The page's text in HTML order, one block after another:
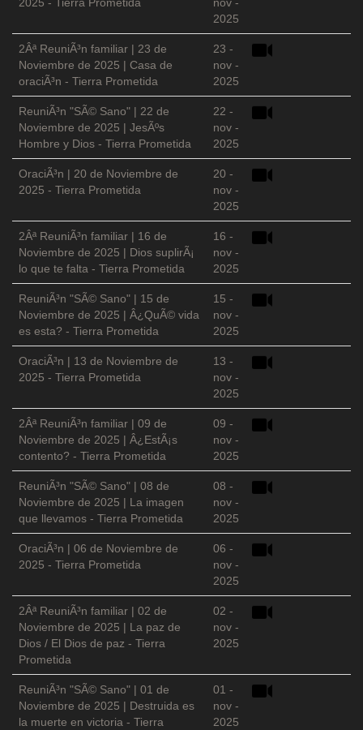
2025
2Âª ReuniÃ³n familiar | 23 de
Noviembre de 2025 | Casa de
oraciÃ³n - Tierra Prometida
23 -
nov -
2025
ReuniÃ³n "SÃ© Sano" | 22 de
Noviembre de 2025 | JesÃºs
Hombre y Dios - Tierra Prometida
22 -
nov -
2025
OraciÃ³n | 20 de Noviembre de
2025 - Tierra Prometida
20 -
nov -
2025
2Âª ReuniÃ³n familiar | 16 de
Noviembre de 2025 | Dios suplirÃ¡
lo que te falta - Tierra Prometida
16 -
nov -
2025
ReuniÃ³n "SÃ© Sano" | 15 de
Noviembre de 2025 | Â¿QuÃ© vida
es esta? - Tierra Prometida
15 -
nov -
2025
OraciÃ³n | 13 de Noviembre de
2025 - Tierra Prometida
13 -
nov -
2025
2Âª ReuniÃ³n familiar | 09 de
Noviembre de 2025 | Â¿EstÃ¡s
contento? - Tierra Prometida
09 -
nov -
2025
ReuniÃ³n "SÃ© Sano" | 08 de
Noviembre de 2025 | La imagen
que llevamos - Tierra Prometida
08 -
nov -
2025
OraciÃ³n | 06 de Noviembre de
2025 - Tierra Prometida
06 -
nov -
2025
2Âª ReuniÃ³n familiar | 02 de
Noviembre de 2025 | La paz de
Dios / El Dios de paz - Tierra
Prometida
02 -
nov -
2025
ReuniÃ³n "SÃ© Sano" | 01 de
Noviembre de 2025 | Destruida es
la muerte en victoria - Tierra
01 -
nov -
2025